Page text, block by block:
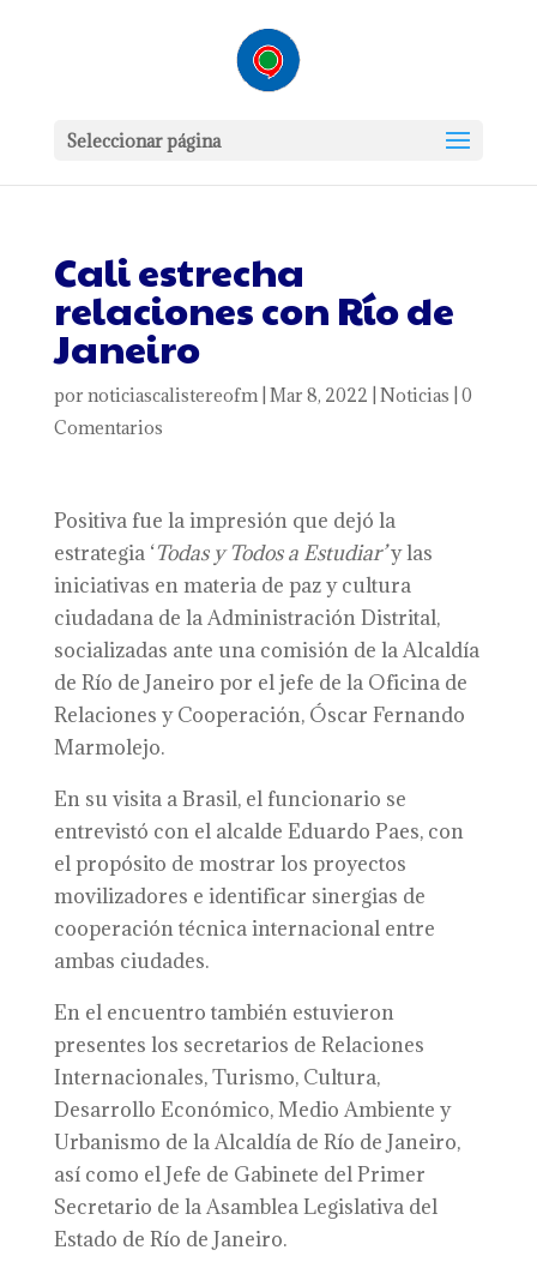
Seleccionar página
Cali estrecha
relaciones con Río de
Janeiro
por noticiascalistereofm| Mar 8, 2022 Noticias 0
Comentarios
Positiva fue la impresión que dejó la
estrategia ‘Todas y Todos a Estudiar’y las
iniciativas en materia de paz y cultura
ciudadana de la Administración Distrital,
socializadas ante una comisión de la Alcaldía
de Río de Janeiro por el jefe de la Oficina de
Relaciones y Cooperación, Óscar Fernando
Marmolejo.
En su visita a Brasil, el funcionario se
entrevistó con el alcalde Eduardo Paes, con
el propósito de mostrar los proyectos
movilizadores e identificar sinergias de
cooperación técnica internacional entre
ambas ciudades.
En el encuentro también estuvieron
presentes los secretarios de Relaciones
Internacionales, Turismo, Cultura,
Desarrollo Económico, Medio Ambiente y
Urbanismo de la Alcaldía de Río de Janeiro,
así como el Jefe de Gabinete del Primer
Secretario de la Asamblea Legislativa del
Estado de Río de Janeiro.